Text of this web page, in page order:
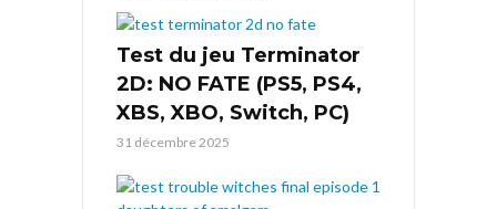
Test du jeu Terminator
2D: NO FATE (PS5, PS4,
XBS, XBO, Switch, PC)
31 décembre 2025